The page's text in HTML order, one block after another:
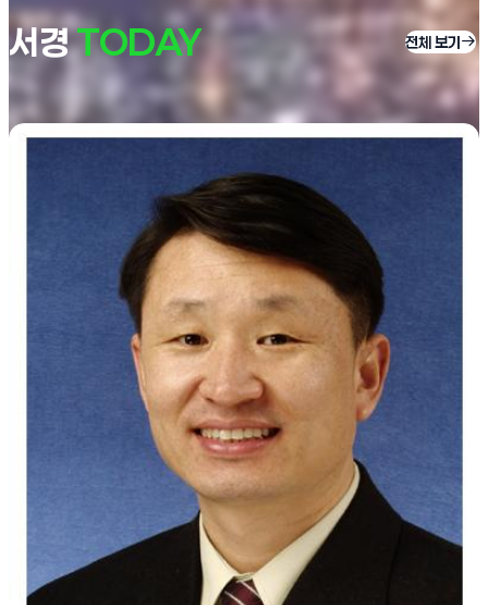
서울청소년댄스페스티벌 SEOUL CODE:924>을
진행하고 있습니다. 댄스활동에 관심 있는 청소년들을
대상으로 아래와 같이 PART1. 퍼포먼스 대회를 진행하오니
개요를 확인해주시길 바랍니다. 개요 가. 모집기관: 2026.
8. 25. (화) 13시까지 / 이메일
(seoulcode924@naver.com) 제출 나. 대상: 만 9-
24세 청소년 3인 이상으로 구성된 퍼포먼스 팀 다. 내용:
2026 서울청소년댄스페스티벌 [SEOUL CODE:924]
PART1. 퍼포먼스 대회 1) 청소년부 / 일반부 구분 및 예선,
본선 진행 2) 총 160만 원 상금+상패 제공 라. 신청방법:
포스터 내 QR 코드 및 링크 참조
(https:/link24.kr/450IMpr) 붙임 1. 포스터 붙임 2.
서경TODAY 전체 보기